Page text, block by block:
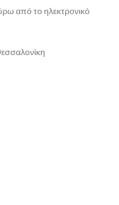
από το ηλεκτρονικό